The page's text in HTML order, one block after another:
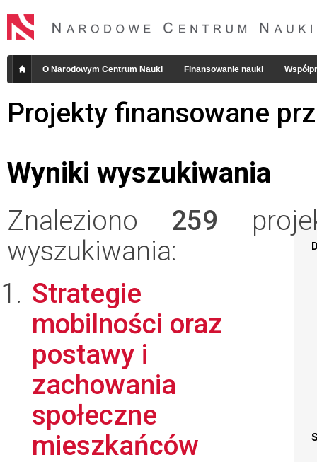
O Narodowym Centrum Nauki Finansowanie nauki
Projekty finansowane
Wyniki wyszukiwania
Znaleziono 259
wyszukiwania:
Strategie
mobilności oraz
postawy i
zachowania
społeczne
mieszkańców